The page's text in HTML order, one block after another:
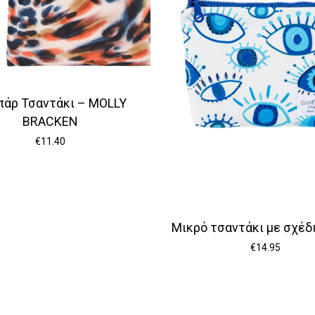
Τσαντάκι – MOLLY
BRACKEN
€11.40
Μικρό τσαντάκι με
€14.95